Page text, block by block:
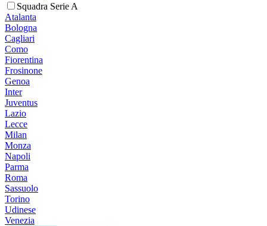
Squadra Serie A
Atalanta
Bologna
Cagliari
Como
Fiorentina
Frosinone
Genoa
Inter
Juventus
Lazio
Lecce
Milan
Monza
Napoli
Parma
Roma
Sassuolo
Torino
Udinese
Venezia